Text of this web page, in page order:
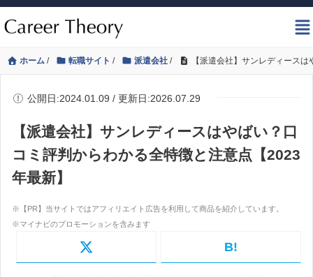
ホーム / 転職サイト / 派遣会社 / 【派遣会社】サンレディース
公開日:2024.01.09 / 更新日:2026.07.29
【派遣会社】サンレディースはやばい？口
コミ評判からわかる全特徴と注意点【2023
年最新】
B!